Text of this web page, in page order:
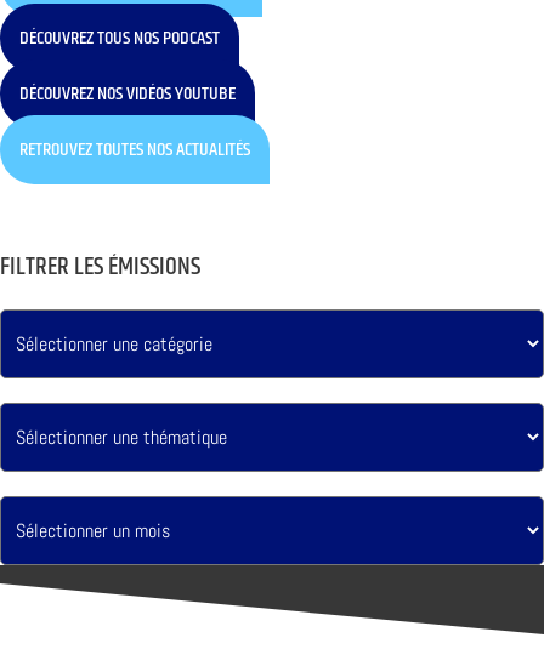
DÉCOUVREZ TOUS NOS PODCAST
DÉCOUVREZ NOS VIDÉOS YOUTUBE
RETROUVEZ TOUTES NOS ACTUALITÉS
FILTRER LES ÉMISSIONS